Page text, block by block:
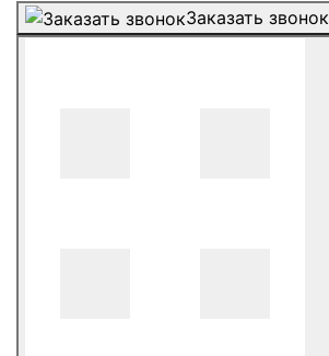
Заказать звонок